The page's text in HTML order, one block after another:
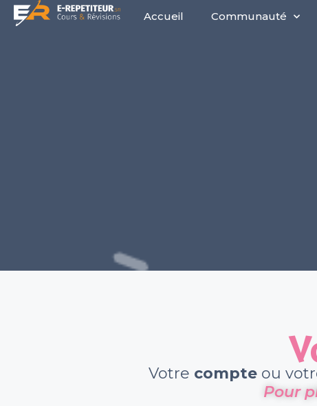
Accueil Communauté
Votre compte ou
Pour